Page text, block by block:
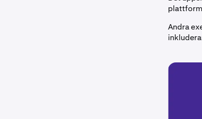
Andra